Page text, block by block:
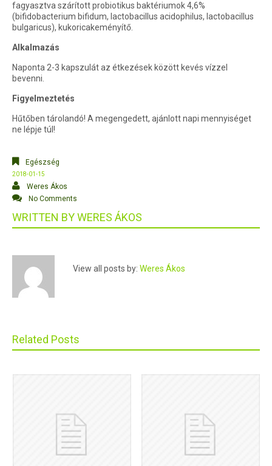
fagyasztva szárított probiotikus baktériumok 4,6%
(bifidobacterium bifidum, lactobacillus acidophilus, lactobacillus
bulgaricus), kukoricakeményítő.
Alkalmazás
Naponta 2-3 kapszulát az étkezések között kevés vízzel
bevenni.
Figyelmeztetés
Hűtőben tárolandó! A megengedett, ajánlott napi mennyiséget
ne lépje túl!
Egészség
2018-01-15
Weres Ákos
No Comments
WRITTEN BYWERES ÁKOS
View all posts by: Weres Ákos
Related Posts